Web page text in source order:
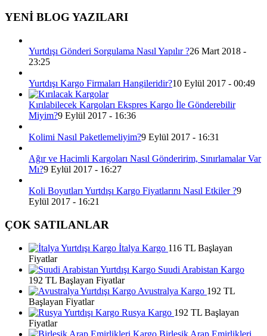
YENİ BLOG YAZILARI
Yurtdışı Gönderi Sorgulama Nasıl Yapılır ?26 Mart 2018 -
23:25
Yurtdışı Kargo Firmaları Hangileridir?10 Eylül 2017 - 00:49
Kırılabilecek Kargoları Ekspres Kargo İle Gönderebilir
Miyim?9 Eylül 2017 - 16:36
Kolimi Nasıl Paketlemeliyim?9 Eylül 2017 - 16:31
Ağır ve Hacimli Kargoları Nasıl Gönderirim, Sınırlamalar Var
Mı?9 Eylül 2017 - 16:27
Koli Boyutları Yurtdışı Kargo Fiyatlarını Nasıl Etkiler ?9
Eylül 2017 - 16:21
ÇOK SATILANLAR
İtalya Kargo 116 TL Başlayan
Fiyatlar
Suudi Arabistan Kargo
192 TL Başlayan Fiyatlar
Avustralya Kargo 192 TL
Başlayan Fiyatlar
Rusya Kargo 192 TL Başlayan
Fiyatlar
Birleşik Arap Emirlikleri